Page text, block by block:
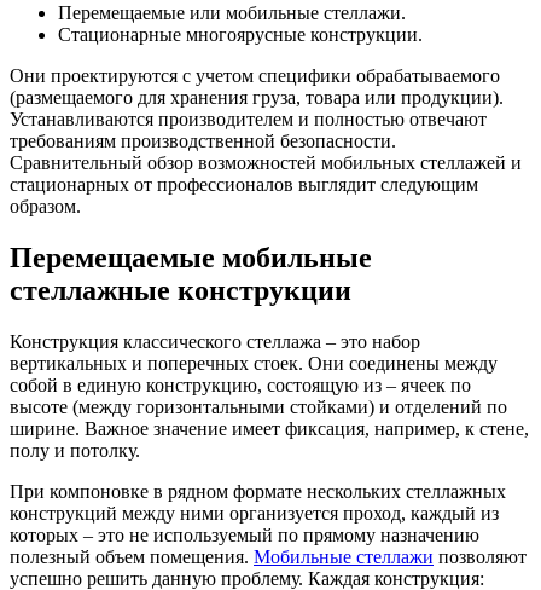
Перемещаемые или мобильные стеллажи.
Стационарные многоярусные конструкции.
Они проектируются с учетом специфики обрабатываемого
(размещаемого для хранения груза, товара или продукции).
Устанавливаются производителем и полностью отвечают
требованиям производственной безопасности.
Сравнительный обзор возможностей мобильных стеллажей и
стационарных от профессионалов выглядит следующим
образом.
Перемещаемые мобильные
стеллажные конструкции
Конструкция классического стеллажа – это набор
вертикальных и поперечных стоек. Они соединены между
собой в единую конструкцию, состоящую из – ячеек по
высоте (между горизонтальными стойками) и отделений по
ширине. Важное значение имеет фиксация, например, к стене,
полу и потолку.
При компоновке в рядном формате нескольких стеллажных
конструкций между ними организуется проход, каждый из
которых – это не используемый по прямому назначению
полезный объем помещения. Мобильные стеллажи позволяют
успешно решить данную проблему. Каждая конструкция: